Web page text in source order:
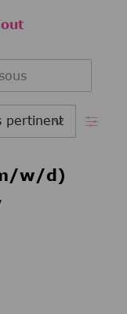
Filtre
w/d)